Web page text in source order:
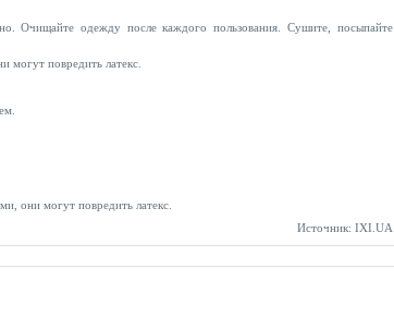
Очищайте одежду после каждого пользования. Сушите, посыпайте
могут повредить латекс.
они могут повредить латекс.
Источник: IXI.UA